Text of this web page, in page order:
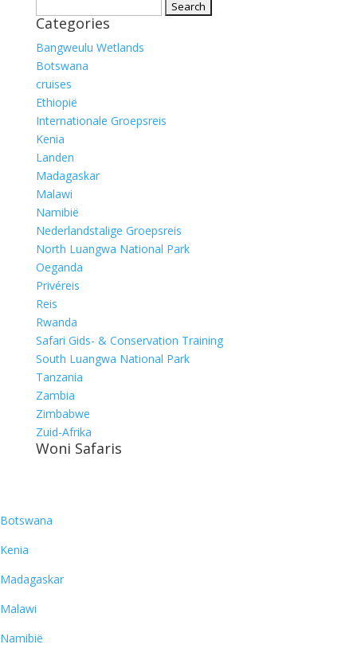
for:
Categories
Bangweulu Wetlands
Botswana
cruises
Ethiopië
Internationale Groepsreis
Kenia
Landen
Madagaskar
Malawi
Namibië
Nederlandstalige Groepsreis
North Luangwa National Park
Oeganda
Privéreis
Reis
Rwanda
Safari Gids- & Conservation Training
South Luangwa National Park
Tanzania
Zambia
Zimbabwe
Zuid-Afrika
Woni Safaris
Botswana
Kenia
Madagaskar
Malawi
Namibië